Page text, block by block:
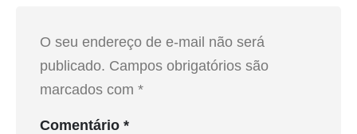
O seu endereço de e-mail não será
publicado. Campos obrigatórios são
marcados com *
Comentário *